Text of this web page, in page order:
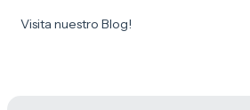
Visita nuestro Blog!